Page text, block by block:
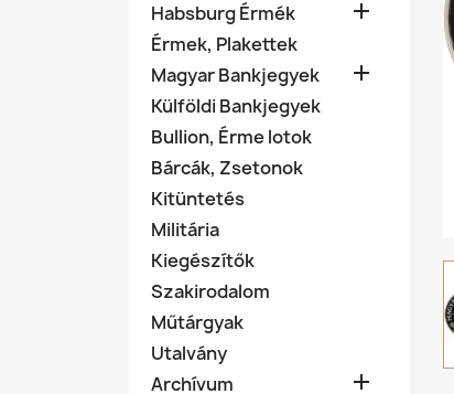
Habsburg Érmék 
Érmek, Plakettek
Magyar Bankjegyek

Külföldi Bankjegyek
Bullion, Érme lotok
Bárcák, Zsetonok
Kitüntetés
Militária
Kiegészítők
Szakirodalom
Műtárgyak
Utalvány
Archívum
